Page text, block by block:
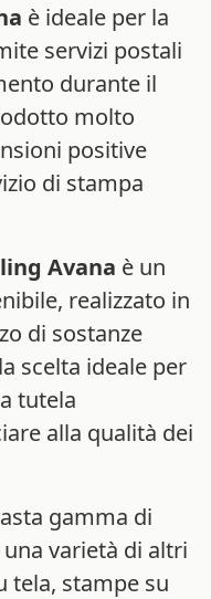
è ideale per la
servizi postali
durante il
molto
positive
di stampa
Avana è un
realizzato in
di sostanze
scelta ideale per
tutela
alla qualità dei
gamma di
varietà di altri
tela, stampe su